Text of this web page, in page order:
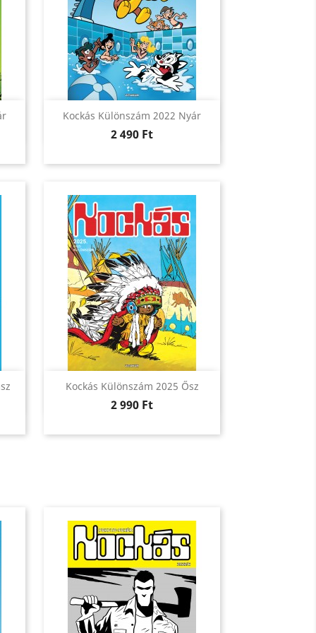
Kockás Különszám 2022 Nyár
Ár
2 490 Ft
Előnézet
Kockás Különszám 2025 Ősz
Ár
2 990 Ft
Előnézet